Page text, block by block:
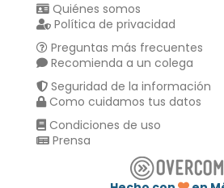
Quiénes somos
Política de privacidad
Preguntas más frecuentes
Recomienda a un colega
Seguridad de la información
Como cuidamos tus datos
Condiciones de uso
Prensa